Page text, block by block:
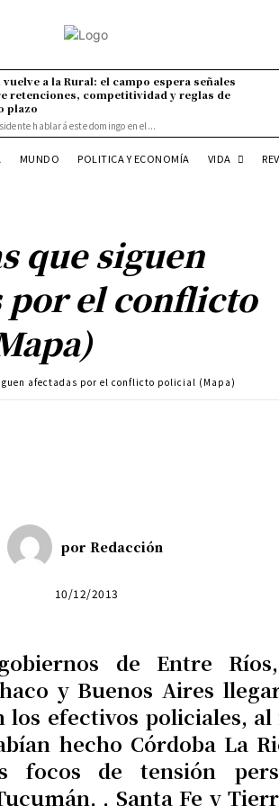
vuelve a la Rural: el campo espera señales
retenciones, competitividad y reglas de
plazo
hablará este domingo en el...
MUNDO POLITICA Y ECONOMÍA VIDA
que siguen
por el conflicto
afectadas por el conflicto policial (Mapa)
por Redacción
10/12/2013
de Entre
y Buenos Aires
los efectivos policiales, al
hecho Córdoba La
focos de tensión
, Santa Fe y